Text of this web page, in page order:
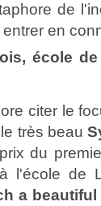
de
en
école
citer le
très beau
du
l'école de
a